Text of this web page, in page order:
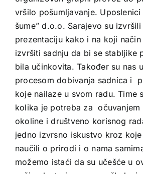
vršilo pošumljavanje. Uposlenici
šume” d.o.o. Sarajevo su
prezentaciju kako i na koji
izvršiti sadnju da bi se stabljike
bila učinkovita. Također su nas
procesom dobivanja sadnica i
koje nailaze u svom radu. Time
kolika je potreba za očuvanjem
okoline i društveno korisnog
jedno izvrsno iskustvo kroz
naučili o prirodi i o nama
možemo istaći da su učešće u